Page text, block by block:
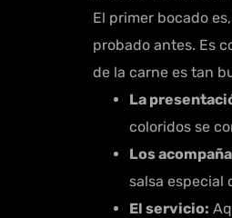
El primer bocado
probado antes. Es
de la carne es tan
La
coloridos se
Los
salsa especial
El servicio: